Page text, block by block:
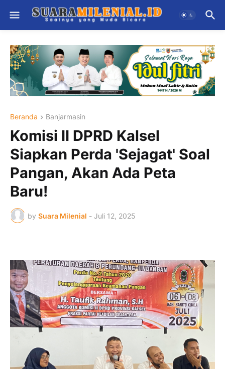
Beranda Banjarmasin
Komisi II DPRD Kalsel
Siapkan Perda 'Sejagat' Soal
Pangan, Akan Ada Peta
Baru!
by Suara Milenial - Juli 12, 2025